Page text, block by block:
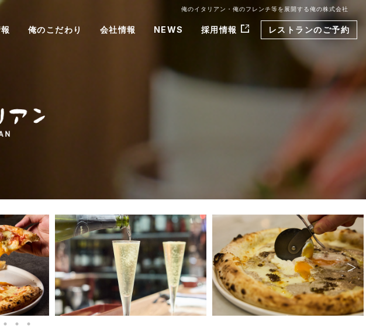
俺のイタリアン・俺のフレンチ等を展開する俺の株式会社
俺のこだわり 会社情報 NEWS 採用情報 レストランのご予約